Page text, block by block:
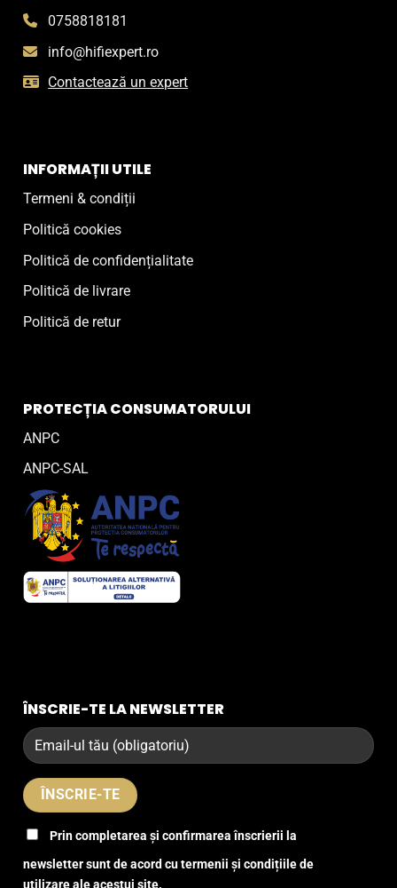
0758818181
info@hifiexpert.ro
Contactează un expert
INFORMAȚII UTILE
Termeni & condiții
Politică cookies
Politică de confidențialitate
Politică de livrare
Politică de retur
PROTECȚIA CONSUMATORULUI
ANPC
ANPC-SAL
ÎNSCRIE-TE LA NEWSLETTER
Prin completarea și confirmarea înscrierii la
newsletter sunt de acord cu termenii și condițiile de